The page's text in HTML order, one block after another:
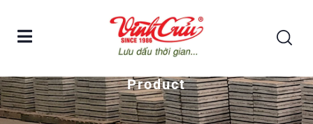
Lục bình bê tông Vĩnh Cửu – LB36
Product